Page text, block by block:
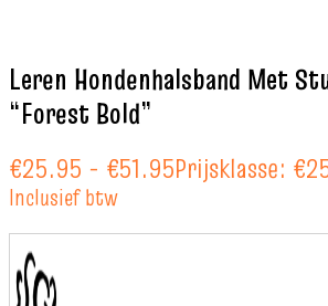
Leren Hondenhalsband Met
“Forest Bold”
€25.95 - €51.95Prijsklasse:
Inclusief btw